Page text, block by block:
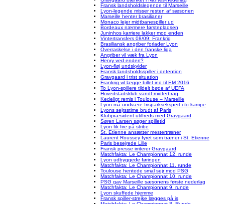
Fransk landsholdslegende til Marseille
Lyon-legende misser resten af sæsonen
Marseille henter brasilianer
Monaco lejer midtbanespiller ud
Bordeaux nærmere førstepladsen
Juninhos karriere lakker mod enden
Vintertransfers 08/09: Frankrig
Brasiliansk angriber forlader Lyon
Overraskelse i den franske liga
Angriber vil væk fra Lyon
Henry ved enden?
Lyon-fløj undskylder
Fransk landsholdsspiller i detention
Gravgaard i trist situation
Frankrig vil lægge billet ind til EM 2016
To Lyon-spillere tildelt bøde af UEFA
Hovedstadsklub vandt midterbrag
Kedeligt remis i Toulouse – Marseille
Lyon må undvære frisparksekspert i to kampe
Lyons sejrsstime brudt af Paris
Klubpræsident utilfreds med Gravgaard
Søren Larsen søger spilletid
Lyon fik fire på stribe
St. Etienne ansætter mestertræner
Laurent Roussey fyret som træner i St. Etienne
Paris besejrede Lille
Fransk presse irriterer Gravgaard
Matchfakta: Le Championnat 12. runde
Lyon udbyggede føringen
Matchfakta: Le Championnat 11. runde
Toulouse hentede smal sejr mod PSG
Matchfakta: Le Championnat 10. runde
PSG gav Marseille sæsonens første nederlag
Matchfakta: Le Championnat 9. runde
Lyon skuffede hjemme
Fransk spiller-strejke lægges på is